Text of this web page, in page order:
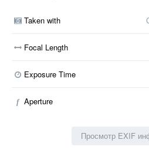
Taken with
Focal Length
Exposure Time
f Aperture
Просмотр EXIF